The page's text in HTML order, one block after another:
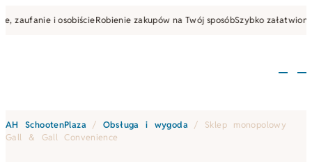
zaufanie i osobiścieRobienie zakupów na Twój sposóbSzybko załatwione,
AH SchootenPlaza /Obsługa i wygoda / Sklep monopolowy
Gall & Gall Convenience